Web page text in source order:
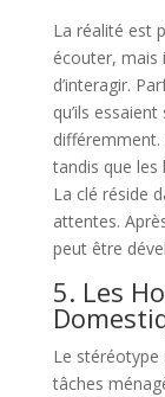
La réalité est
écouter, mais
d’interagir.
qu’ils
tandis que les
La clé réside
attentes.
peut être
5. Les
Le stéréotype
tâches